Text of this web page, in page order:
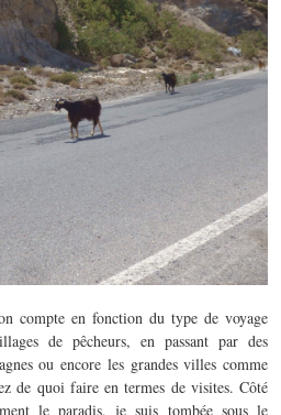
compte en fonction du type de voyage
de pêcheurs, en passant par des
ou encore les grandes villes comme
de quoi faire en termes de visites. Côté
le paradis, je suis tombée sous le